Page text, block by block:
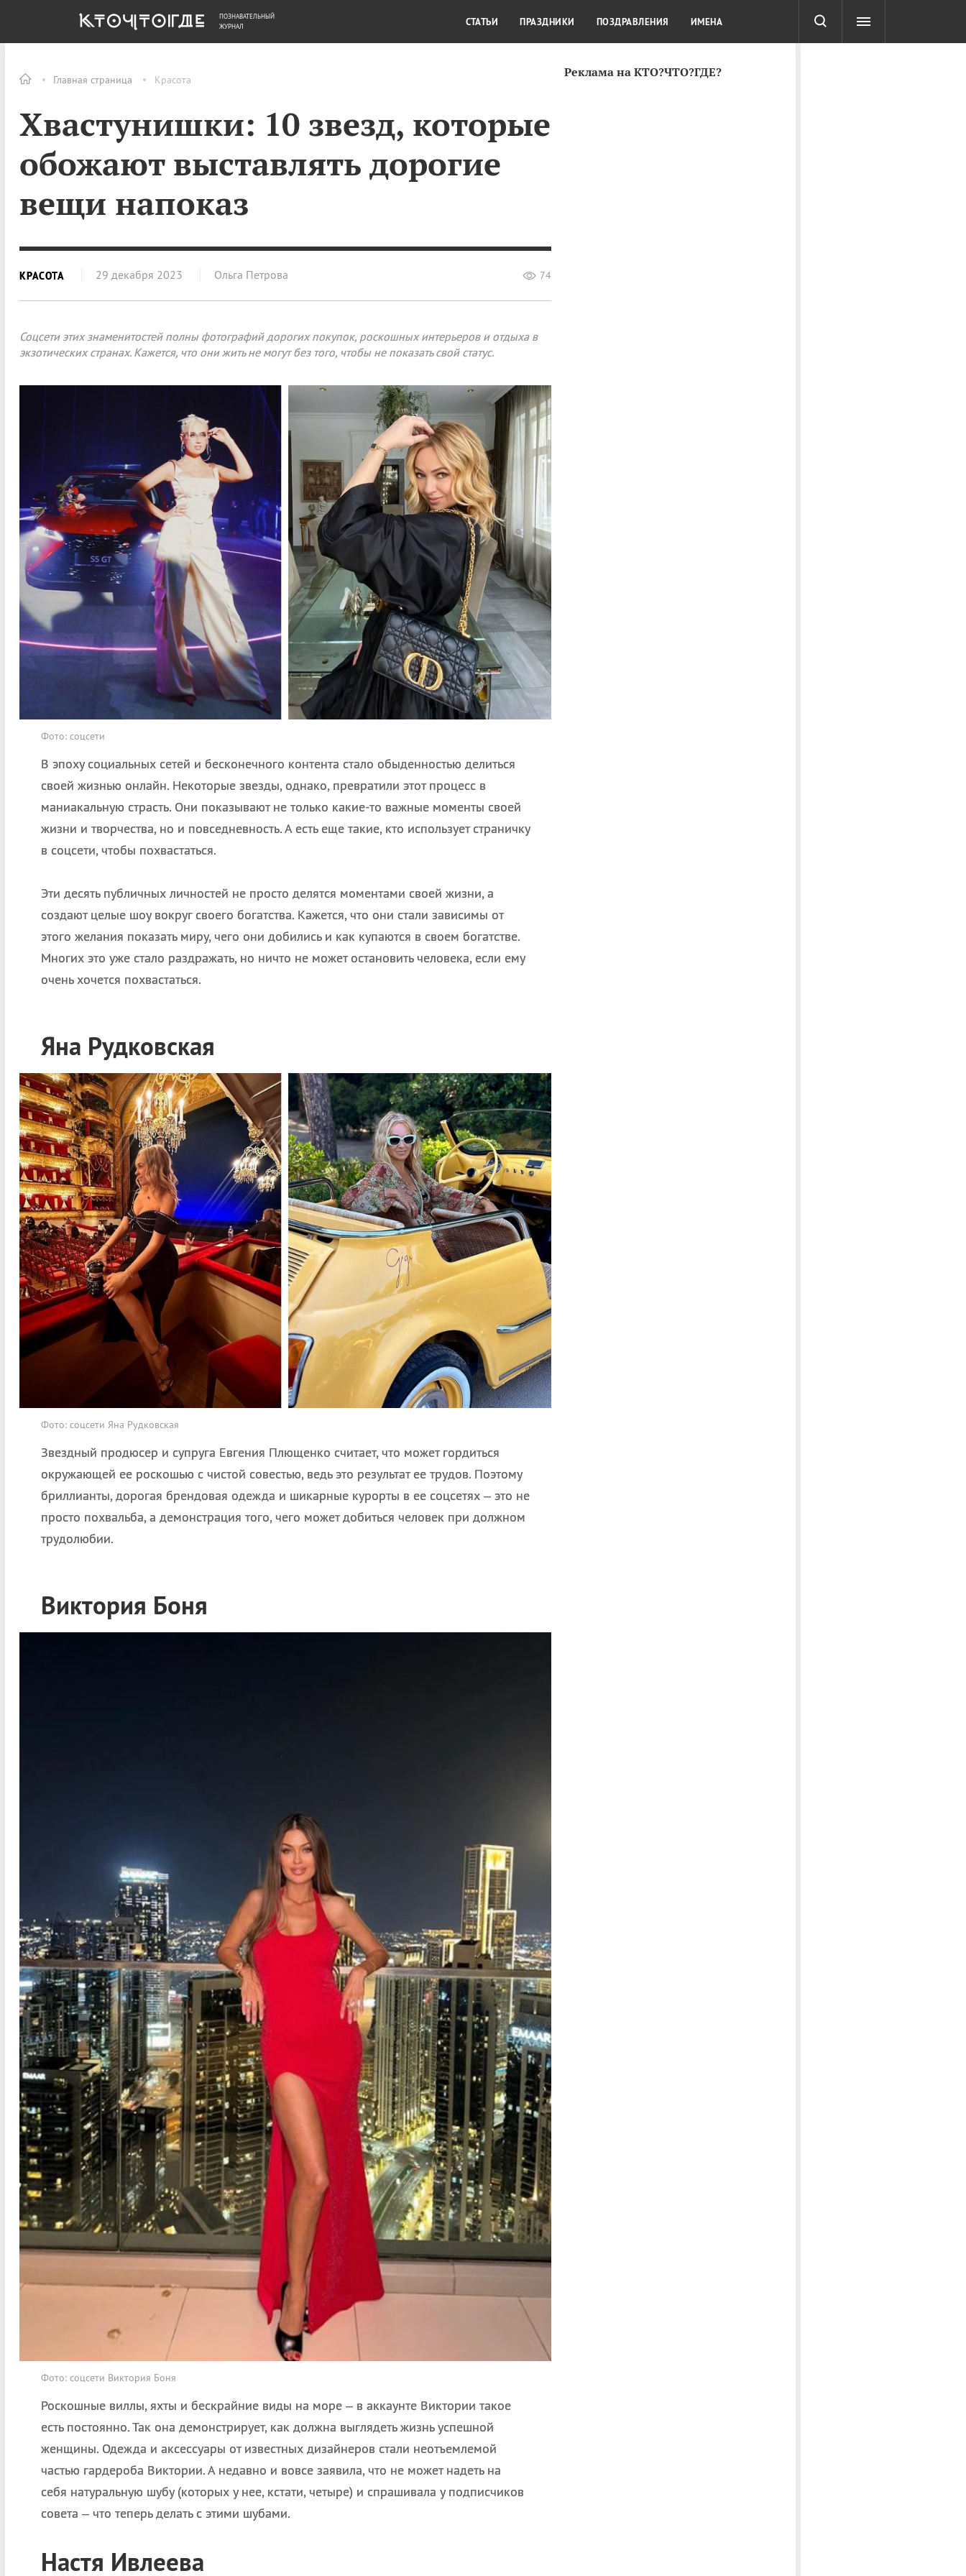
Главная страница Красота
Хвастунишки: 10 звезд, которые
обожают выставлять дорогие
вещи напоказ
КРАСОТА 29 декабря 2023 Ольга Петрова 74
Соцсети этих знаменитостей полны фотографий дорогих покупок, роскошных интерьеров и отдыха в
экзотических странах. Кажется, что они жить не могут без того, чтобы не показать свой статус.
Фото: соцсети
В эпоху социальных сетей и бесконечного контента стало обыденностью делиться
своей жизнью онлайн. Некоторые звезды, однако, превратили этот процесс в
маниакальную страсть. Они показывают не только какие-то важные моменты своей
жизни и творчества, но и повседневность. А есть еще такие, кто использует страничку
в соцсети, чтобы похвастаться.
Эти десять публичных личностей не просто делятся моментами своей жизни, а
создают целые шоу вокруг своего богатства. Кажется, что они стали зависимы от
этого желания показать миру, чего они добились и как купаются в своем богатстве.
Многих это уже стало раздражать, но ничто не может остановить человека, если ему
очень хочется похвастаться.
Яна Рудковская
Фото: соцсети Яна Рудковская
Звездный продюсер и супруга Евгения Плющенко считает, что может гордиться
окружающей ее роскошью с чистой совестью, ведь это результат ее трудов. Поэтому
бриллианты, дорогая брендовая одежда и шикарные курорты в ее соцсетях – это не
просто похвальба, а демонстрация того, чего может добиться человек при должном
трудолюбии.
Виктория Боня
Фото: соцсети Виктория Боня
Роскошные виллы, яхты и бескрайние виды на море – в аккаунте Виктории такое
есть постоянно. Так она демонстрирует, как должна выглядеть жизнь успешной
женщины. Одежда и аксессуары от известных дизайнеров стали неотъемлемой
частью гардероба Виктории. А недавно и вовсе заявила, что не может надеть на
себя натуральную шубу (которых у нее, кстати, четыре) и спрашивала у подписчиков
совета – что теперь делать с этими шубами.
Настя Ивлеева
Реклама на КТО?ЧТО?ГДЕ?
ОБЩЕСТВО ДЕНЬГИ КУЛЬТУРА КРАСОТА ТЕСТЫ
ПОЗНАВАТЕЛЬНЫЙ
ЖУРНАЛ
СТАТЬИ ПРАЗДНИКИ ПОЗДРАВЛЕНИЯ ИМЕНА